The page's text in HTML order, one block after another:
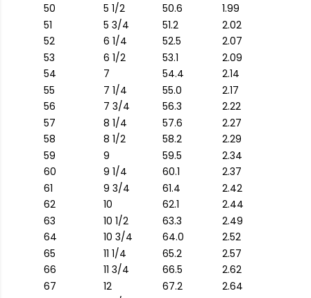
50
5 1/2 50.6
1.99
51
5 3/4 51.2
2.02
52
6 1/4 52.5
2.07
53
6 1/2 53.1
2.09
54
7 54.4
2.14
55
7 1/4 55.0
2.17
56
7 3/4 56.3
2.22
57
8 1/4 57.6
2.27
58
8 1/2 58.2
2.29
59
9 59.5
2.34
60
9 1/4 60.1
2.37
61
9 3/4 61.4
2.42
62
10 62.1
2.44
63
10 1/2 63.3
2.49
64
10 3/4 64.0
2.52
65
11 1/4 65.2
2.57
66
11 3/4 66.5
2.62
67
12 67.2
2.64